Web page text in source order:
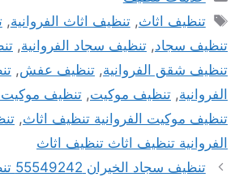
الوسوم
تنظيف اثاث,تنظيف اثاث الفروانية,
تنظيف سجاد, تنظيف سجاد الفروانية,
تنظيف شقق الفروانية, تنظيف عفش,
الفروانية, تنظيف موكيت, تنظيف موكيت
تنظيف موكيت الفروانية تنظيف اثاث,
الفروانية تنظيف اثاث تنظيف اثاث